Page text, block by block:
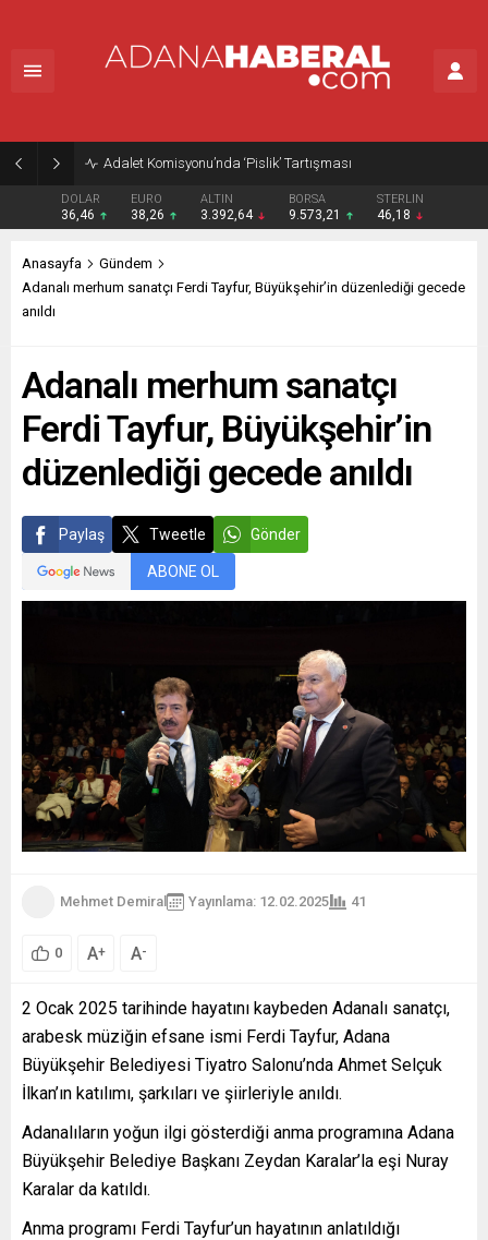
Adalet Komisyonu’nda ‘Pislik’ Tartışması
DOLAR
36,46
EURO
38,26
ALTIN
3.392,64
BORSA
9.573,21
STERLIN
46,18
Anasayfa
Gündem
Adanalı merhum sanatçı Ferdi Tayfur, Büyükşehir’in düzenlediği gecede
anıldı
Adanalı merhum sanatçı
Ferdi Tayfur, Büyükşehir’in
düzenlediği gecede anıldı
Paylaş Tweetle Gönder
ABONE OL
Mehmet Demiral Yayınlama: 12.02.2025 41
0 A+ A-
2 Ocak 2025 tarihinde hayatını kaybeden Adanalı sanatçı,
arabesk müziğin efsane ismi Ferdi Tayfur, Adana
Büyükşehir Belediyesi Tiyatro Salonu’nda Ahmet Selçuk
İlkan’ın katılımı, şarkıları ve şiirleriyle anıldı.
Adanalıların yoğun ilgi gösterdiği anma programına Adana
Büyükşehir Belediye Başkanı Zeydan Karalar’la eşi Nuray
Karalar da katıldı.
Anma programı Ferdi Tayfur’un hayatının anlatıldığı